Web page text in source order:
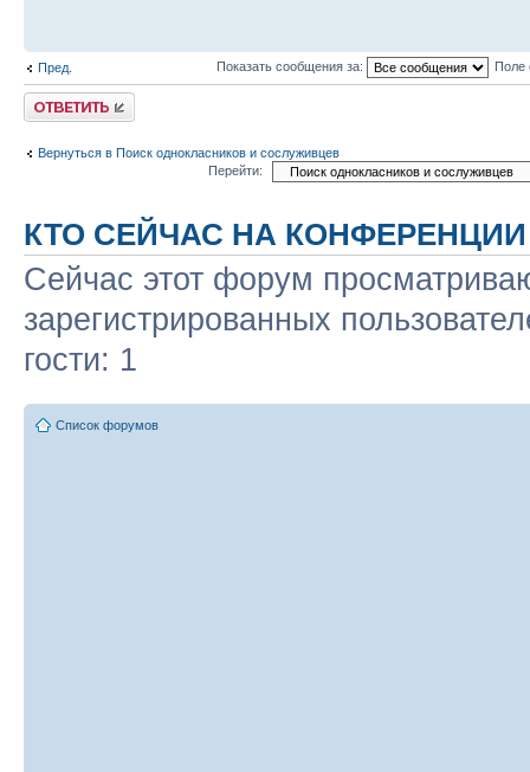
Пред. Показать сообщения за: Поле
Ответить
Вернуться в Поиск однокласников и сослуживцев
Перейти:
КТО СЕЙЧАС НА КОНФЕРЕНЦИИ
Сейчас этот форум
зарегистрированных
гости: 1
Список форумов